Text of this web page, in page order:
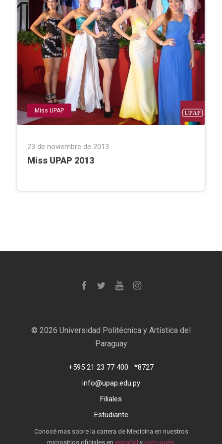
Miss UPAP
23 de noviembre de 2013
Miss UPAP 2013
© 2026 Universidad Politécnica y Artística del
Paraguay
+595 21 23 77 400
*8727
info@upap.edu.py
Filiales
Estudiante
Conocé mas sobre la carrera de Medicina en nuestros
micrositios oficiales en español y portugués.